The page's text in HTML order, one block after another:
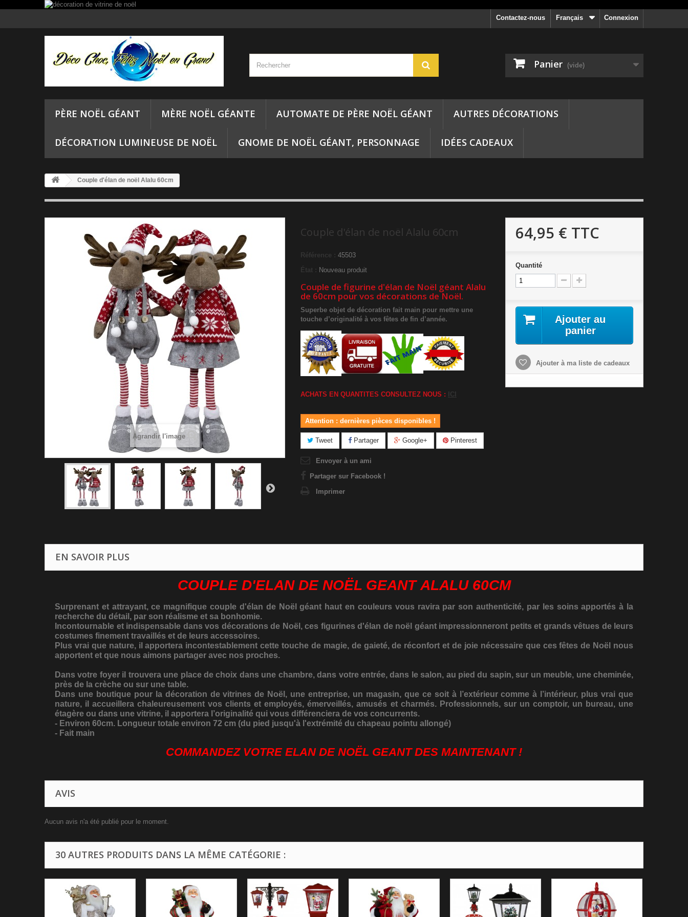
Connexion
Français
Contactez-nous
Panier (vide)
PÈRE NOËL GÉANT MÈRE NOËL GÉANTE AUTOMATE DE PÈRE NOËL GÉANT AUTRES DÉCORATIONS
DÉCORATION LUMINEUSE DE NOËL GNOME DE NOËL GÉANT, PERSONNAGE IDÉES CADEAUX
Couple d'élan de noël Alalu 60cm
Agrandir l'image
Couple d'élan de noël Alalu 60cm
Référence : 45503
État : Nouveau produit
Couple de figurine d'élan de Noël géant Alalu
de 60cm pour vos décorations de Noël.
Superbe objet de décoration fait main pour mettre une
touche d’originalité à vos fêtes de fin d’année.
ACHATS EN QUANTITES CONSULTEZ NOUS : ICI
Attention : dernières pièces disponibles !
Tweet Partager Google+ Pinterest
Envoyer à un ami
Partager sur Facebook !
Imprimer
64,95 € TTC
Quantité
Ajouter au
panier
Ajouter à ma liste de cadeaux
EN SAVOIR PLUS
COUPLE D'ELAN DE NOËL GEANT ALALU 60CM
Surprenant et attrayant, ce magnifique couple d'élan de Noël géant haut en couleurs vous ravira par son authenticité, par les soins apportés à la
recherche du détail, par son réalisme et sa bonhomie.
Incontournable et indispensable dans vos décorations de Noël, ces figurines d'élan de noël géant impressionneront petits et grands vêtues de leurs
costumes finement travaillés et de leurs accessoires.
Plus vrai que nature, il apportera incontestablement cette touche de magie, de gaieté, de réconfort et de joie nécessaire que ces fêtes de Noël nous
apportent et que nous aimons partager avec nos proches.
Dans votre foyer il trouvera une place de choix dans une chambre, dans votre entrée, dans le salon, au pied du sapin, sur un meuble, une cheminée,
près de la crèche ou sur une table.
Dans une boutique pour la décoration de vitrines de Noël, une entreprise, un magasin, que ce soit à l’extérieur comme à l’intérieur, plus vrai que
nature, il accueillera chaleureusement vos clients et employés, émerveillés, amusés et charmés. Professionnels, sur un comptoir, un bureau, une
étagère ou dans une vitrine, il apportera l’originalité qui vous différenciera de vos concurrents.
- Environ 60cm. Longueur totale environ 72 cm (du pied jusqu'à l'extrémité du chapeau pointu allongé)
- Fait main
COMMANDEZ VOTRE ELAN DE NOËL GEANT DES MAINTENANT !
AVIS
Aucun avis n'a été publié pour le moment.
30 AUTRES PRODUITS DANS LA MÊME CATÉGORIE :